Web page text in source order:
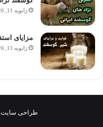
ژانویه 11, 2026
مزایای
ژانویه 11, 2026
طراحی